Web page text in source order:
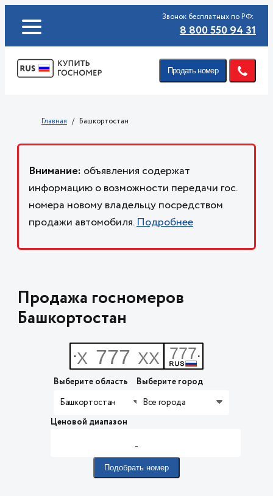
Звонок бесплатных по РФ:
8 800 550 94 31
Продать номер
Главная Башкортостан
Внимание: объявления содержат
информацию о возможности передачи гос.
номера новому владельцу посредством
продажи автомобиля.Подробнее
Продажа госномеров
Башкортостан
Выберите область
Башкортостан
Выберите город
Все города
Ценовой диапазон
-
Подобрать номер